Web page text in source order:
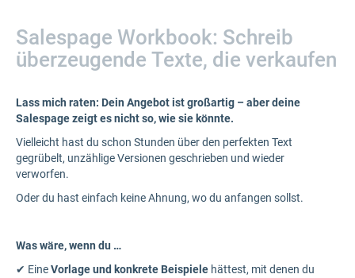
Salespage Workbook: Schreib
überzeugende Texte, die verkaufen
Lass mich raten: Dein Angebot ist großartig – aber deine
Salespage zeigt es nicht so, wie sie könnte.
Vielleicht hast du schon Stunden über den perfekten Text
gegrübelt, unzählige Versionen geschrieben und wieder
verworfen.
Oder du hast einfach keine Ahnung, wo du anfangen sollst.​
Was wäre, wenn du …
✔ EineVorlage und konkrete Beispiele hättest, mit denen du